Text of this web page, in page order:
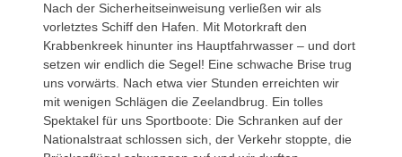
Nach der Sicherheitseinweisung verließen wir als
vorletztes Schiff den Hafen. Mit Motorkraft den
Krabbenkreek hinunter ins Hauptfahrwasser – und dort
setzen wir endlich die Segel! Eine schwache Brise trug
uns vorwärts. Nach etwa vier Stunden erreichten wir
mit wenigen Schlägen die Zeelandbrug. Ein tolles
Spektakel für uns Sportboote: Die Schranken auf der
Nationalstraat schlossen sich, der Verkehr stoppte, die